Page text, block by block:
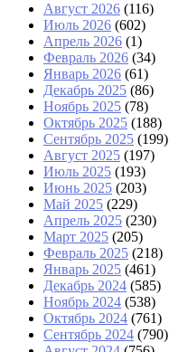
Август 2026 (116)
Июль 2026 (602)
Апрель 2026 (1)
Февраль 2026 (34)
Январь 2026 (61)
Декабрь 2025 (86)
Ноябрь 2025 (78)
Октябрь 2025 (188)
Сентябрь 2025 (199)
Август 2025 (197)
Июль 2025 (193)
Июнь 2025 (203)
Май 2025 (229)
Апрель 2025 (230)
Март 2025 (205)
Февраль 2025 (218)
Январь 2025 (461)
Декабрь 2024 (585)
Ноябрь 2024 (538)
Октябрь 2024 (761)
Сентябрь 2024 (790)